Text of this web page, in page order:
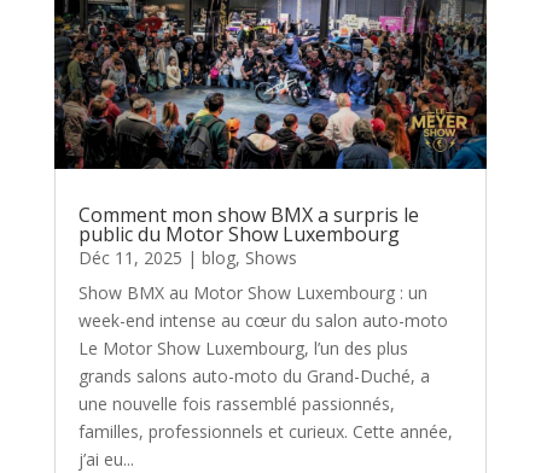
Comment mon show BMX a surpris le
public du Motor Show Luxembourg
Déc 11, 2025 | blog, Shows
Show BMX au Motor Show Luxembourg : un
week-end intense au cœur du salon auto-moto
Le Motor Show Luxembourg, l’un des plus
grands salons auto-moto du Grand-Duché, a
une nouvelle fois rassemblé passionnés,
familles, professionnels et curieux. Cette année,
j’ai eu...